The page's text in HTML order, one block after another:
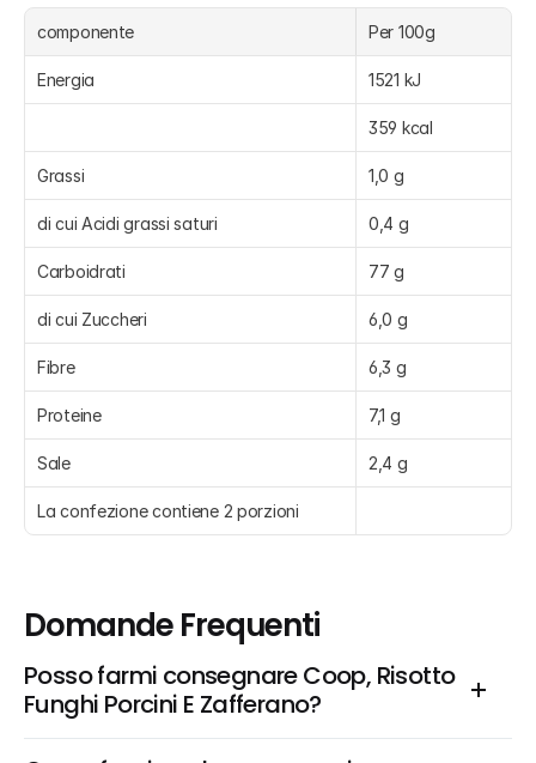
componente Per 100g
Energia 1521 kJ
359 kcal
Grassi 1,0 g
di cui Acidi grassi saturi 0,4 g
Carboidrati 77 g
di cui Zuccheri 6,0 g
Fibre 6,3 g
Proteine 7,1 g
Sale 2,4 g
La confezione contiene 2 porzioni
Domande Frequenti
Posso farmi consegnare Coop, Risotto
Funghi Porcini E Zafferano?